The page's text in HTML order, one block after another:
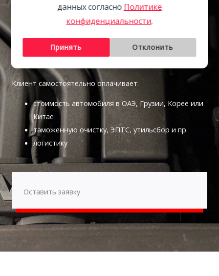
ВАША ПРИБЫЛЬ!
ВСЁ ОСТАЛЬНОЕ
Клиент самостоятельно оплачивает:
стоимость автомобиля в ОАЭ, Грузии, Корее или
Китае
таможенную очистку, ЭПТС, утильсбор и пр.
логистику
Оставить заявку
данных согласно Политике
конфиденциальности.
Принять Отклонить